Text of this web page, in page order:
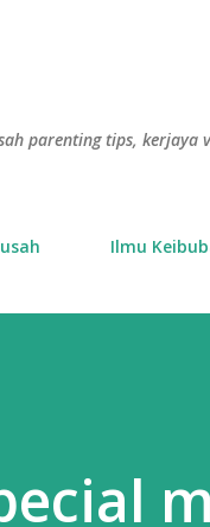
parenting tips, kerjaya
Ilmu